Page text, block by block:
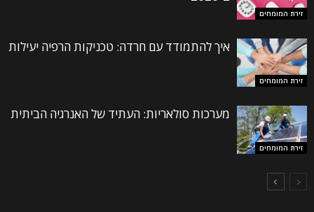
זירת המומחים
זירת המומחים
איך להתמודד עם חרדה: טכניקות הרפיה יעילות
זירת המומחים
מערכות סולאריות: העתיד של האנרגיה הביתית